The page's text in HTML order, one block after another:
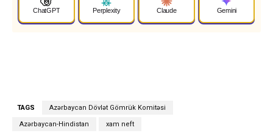
ChatGPT Perplexity Claude Gemini
TAGS Azərbaycan Dövlət Gömrük Komitəsi
Azərbaycan-Hindistan xam neft